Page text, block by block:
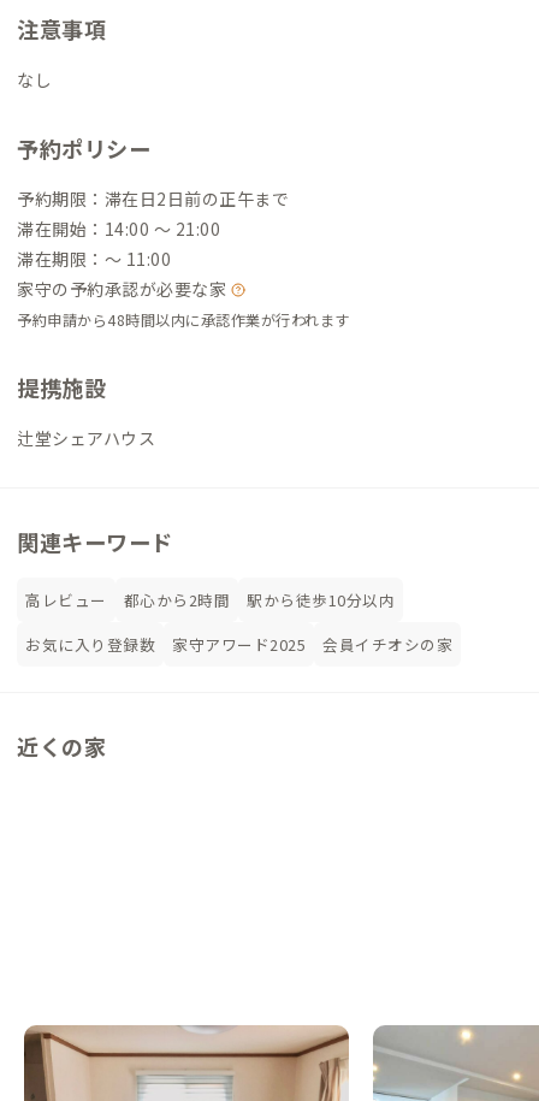
注意事項
なし
予約ポリシー
予約期限：滞在日2日前の正午まで
滞在開始：14:00 〜 21:00
滞在期限：〜 11:00
家守の予約承認が必要な家
予約申請から48時間以内に承認作業が行われます
提携施設
辻堂シェアハウス
関連キーワード
高レビュー 都心から2時間
駅から徒歩10分以内
お気に入り登録数
家守アワード2025 会員イチオシの家
近くの家
茅ヶ崎C邸
神奈川県
茅ヶ崎D邸
神奈川県 シェアハウス